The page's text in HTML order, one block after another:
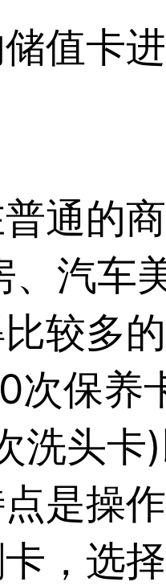
值卡进
通的
汽车
较多
次保养
洗头卡
是操
，选